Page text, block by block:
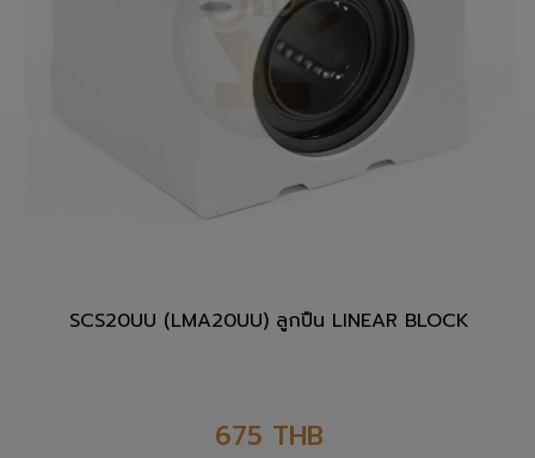
SCS20UU (LMA20UU) ลูกปืน LINEAR BLOCK
675 THB